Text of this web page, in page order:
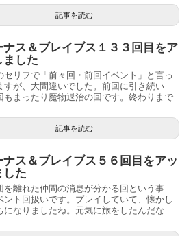
記事を読む
ナス＆ブレイブス１３３回目をア
ました
セリフで「前々回・前回イベント」と言っ
すが、大間違いでした。前回に引き続い
もまったり魔物退治の回です。終わりまで
記事を読む
ナス＆ブレイブス５６回目をアッ
した
を離れた仲間の消息が分かる回という事
ント回扱いです。プレイしていて、懐かし
になりましたね。元気に旅をしたんだな